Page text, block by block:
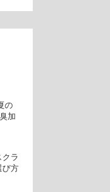
の
加
ラ
び方